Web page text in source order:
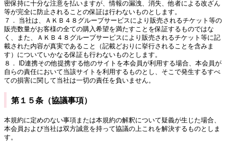
密保持に十分な注意を払いますが、情報の漏洩、消失、他者による改ざん
等が完全に防止されることの保証は行わないものとします。
７． 当社は、ＡＫＢ４８グループサービスにより販売されるチケット等の
販売数量がお客様の全ての購入希望を満たすことを保証するものではな
く、また、ＡＫＢ４８グループサービスにより販売されるチケット等に記
載された内容が真実であること（記載どおりに挙行されることを含みま
す）についていかなる保証も行わないものとします。
８． ID連携その他提携する他のサイトを本会員が利用する場合、本会員が
自らの責任において当該サイトを利用するものとし、そこで発生するすべ
ての損害に関して当社は一切の責任を負いません。
第１５条（協議事項）
本規約に定めのない事項または本規約の解釈について疑義が生じた場合、
本会員および当社は双方誠意を持って協議の上これを解決するものとしま
す。